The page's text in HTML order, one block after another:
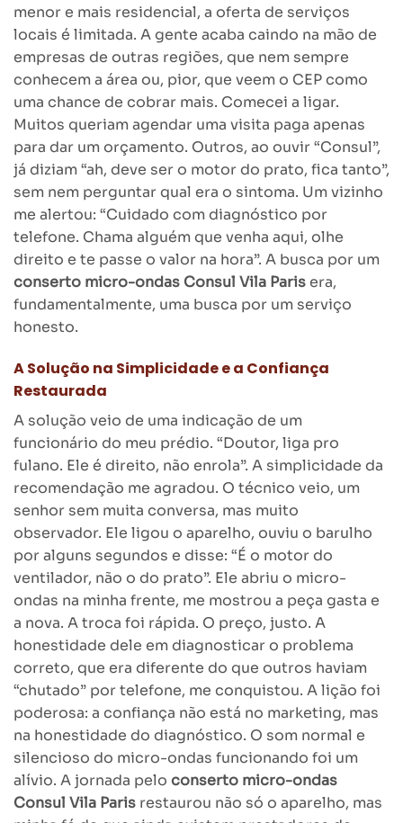
menor e mais residencial, a oferta de serviços
locais é limitada. A gente acaba caindo na mão de
empresas de outras regiões, que nem sempre
conhecem a área ou, pior, que veem o CEP como
uma chance de cobrar mais. Comecei a ligar.
Muitos queriam agendar uma visita paga apenas
para dar um orçamento. Outros, ao ouvir “Consul”,
já diziam “ah, deve ser o motor do prato, fica tanto”,
sem nem perguntar qual era o sintoma. Um vizinho
me alertou: “Cuidado com diagnóstico por
telefone. Chama alguém que venha aqui, olhe
direito e te passe o valor na hora”. A busca por um
conserto micro-ondas Consul Vila Parisera,
fundamentalmente, uma busca por um serviço
honesto.
A Solução na Simplicidade e a Confiança
Restaurada
A solução veio de uma indicação de um
funcionário do meu prédio. “Doutor, liga pro
fulano. Ele é direito, não enrola”. A simplicidade da
recomendação me agradou. O técnico veio, um
senhor sem muita conversa, mas muito
observador. Ele ligou o aparelho, ouviu o barulho
por alguns segundos e disse: “É o motor do
ventilador, não o do prato”. Ele abriu o micro-
ondas na minha frente, me mostrou a peça gasta e
a nova. A troca foi rápida. O preço, justo. A
honestidade dele em diagnosticar o problema
correto, que era diferente do que outros haviam
“chutado” por telefone, me conquistou. A lição foi
poderosa: a confiança não está no marketing, mas
na honestidade do diagnóstico. O som normal e
silencioso do micro-ondas funcionando foi um
alívio. A jornada pelo conserto micro-ondas
Consul Vila Paris restaurou não só o aparelho, mas